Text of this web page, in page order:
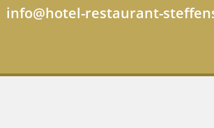
info@hotel-restaurant-